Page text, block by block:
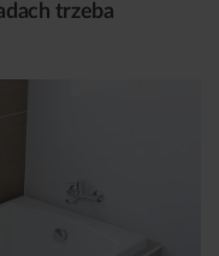
trzeba